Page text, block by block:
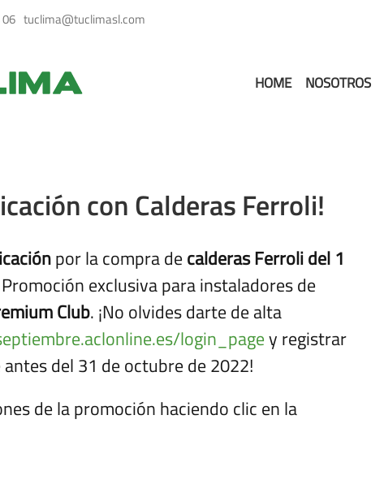
tuclima@tuclimasl.com
HOME NOSOTROS
con Calderas Ferroli!
por la compra de calderas Ferroli del 1
exclusiva para instaladores de
Club. ¡No olvides darte de alta
login_pagey registrar
del 31 de octubre de 2022!
de la promoción haciendo clic en la